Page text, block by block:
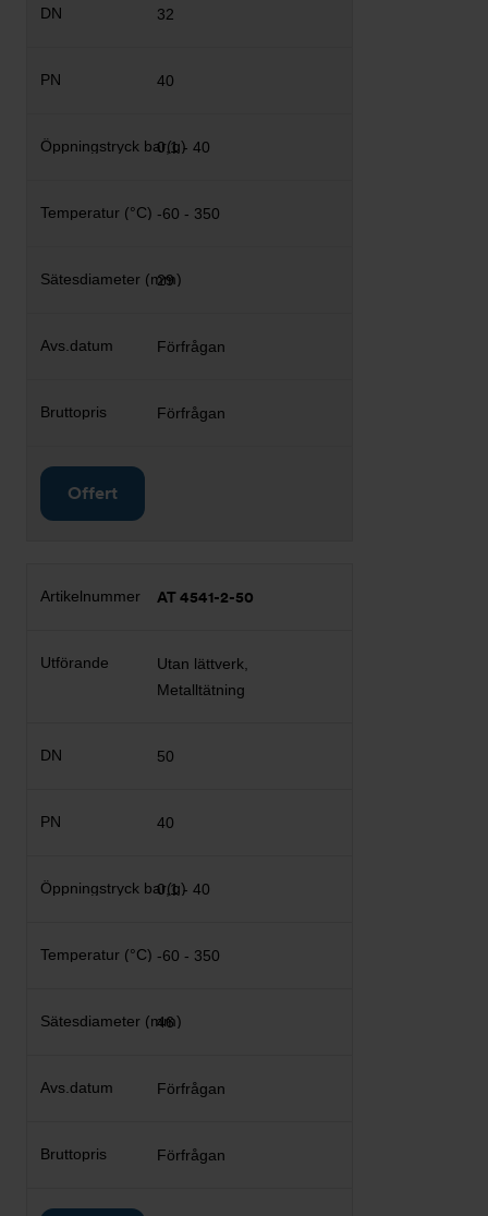
32
40
0,1 - 40
-60 - 350
29
Förfrågan
Förfrågan
Offert
AT 4541-2-50
Utan lättverk,
Metalltätning
50
40
0,1 - 40
-60 - 350
46
Förfrågan
Förfrågan